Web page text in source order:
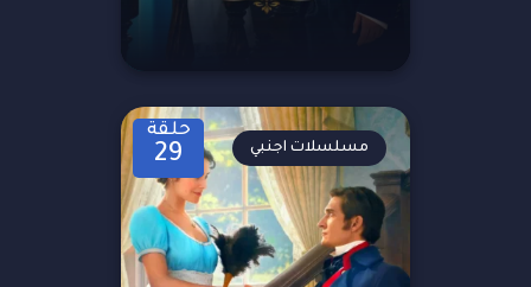
حلقة
29 مسلسلات اجنبي